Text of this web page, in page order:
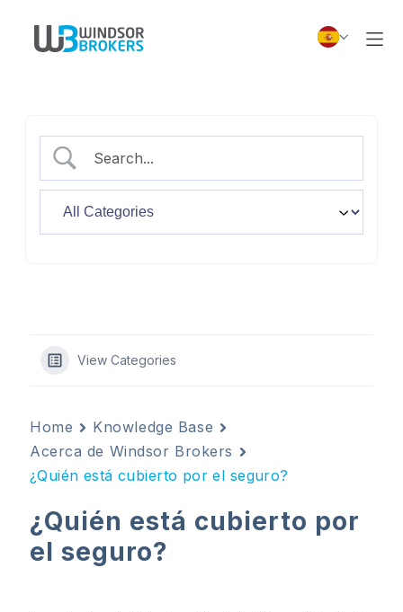
View Categories
Home
Knowledge Base
Acerca de Windsor Brokers
¿Quién está cubierto por el seguro?
¿Quién está cubierto por
el seguro?